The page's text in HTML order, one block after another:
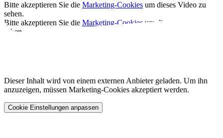
Bitte akzeptieren Sie die Marketing-Cookies um dieses Video zu
sehen.
Bitte akzeptieren Sie die Marketing-Cookies um dieses Video zu
sehen.
Dieser Inhalt wird von einem externen Anbieter geladen. Um ihn
anzuzeigen, müssen Marketing-Cookies akzeptiert werden.
Cookie Einstellungen anpassen